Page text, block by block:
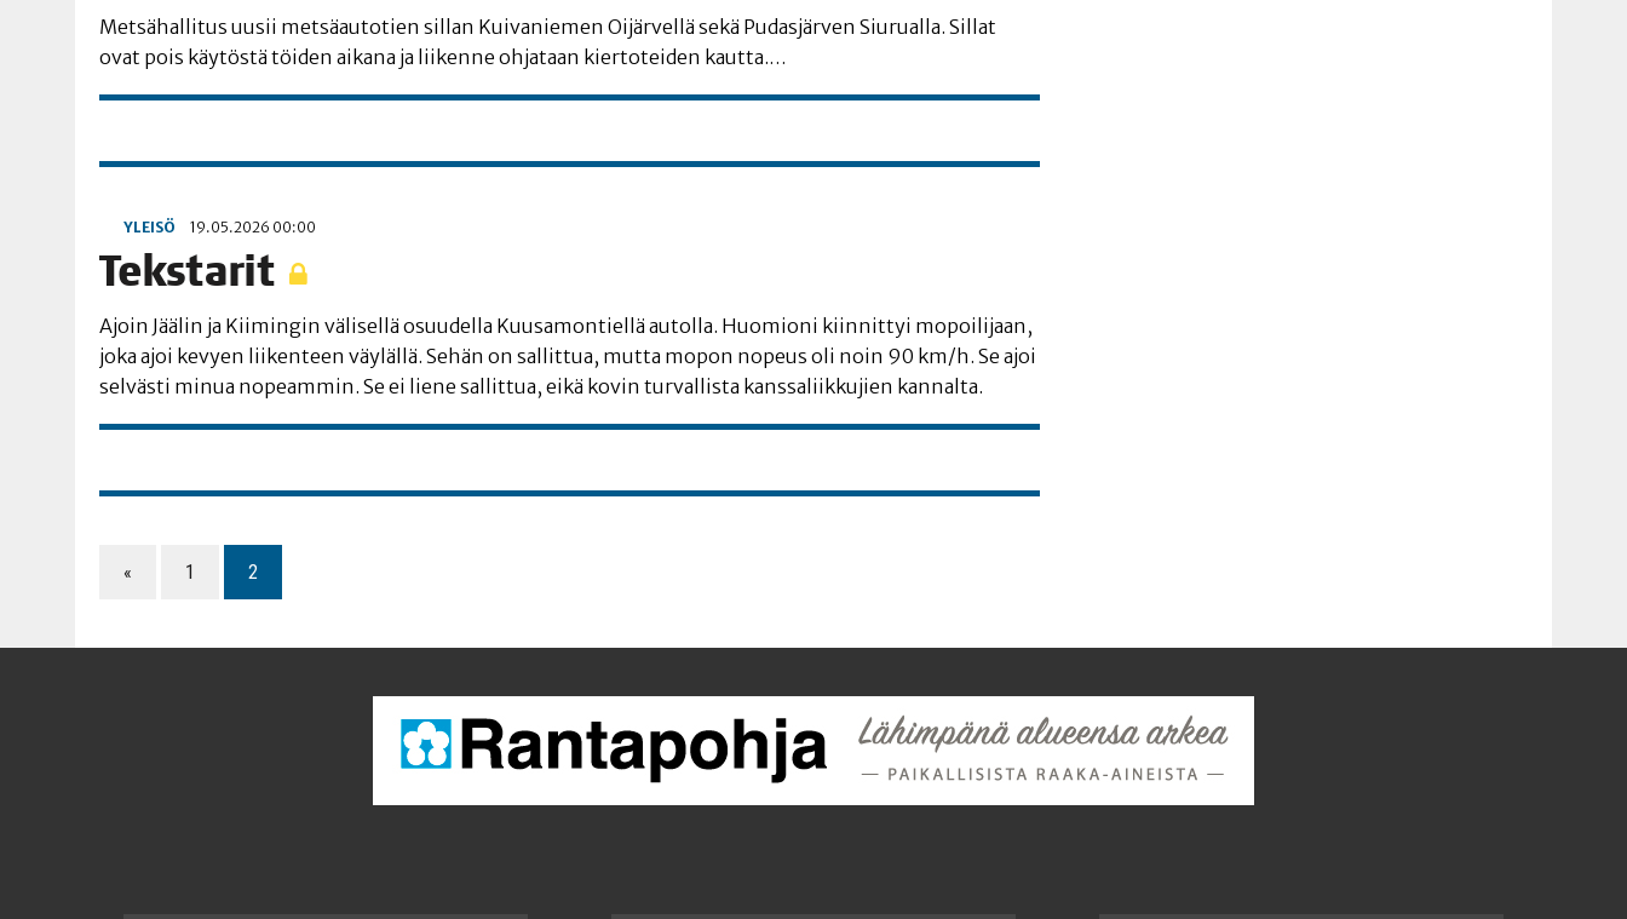
Met­sä­hal­li­tus uusii met­sä­au­to­tien sil­lan Kui­va­nie­men Oijär­vel­lä sekä Pudas­jär­ven Siu­rual­la. Sil­lat
ovat pois käy­tös­tä töi­den aika­na ja lii­ken­ne ohja­taan kier­to­tei­den kautta.…
YLEISÖ 19.05.2026 00:00
Teks­ta­rit
Ajoin Jää­lin ja Kii­min­gin väli­sel­lä osuu­del­la Kuusa­mon­tiel­lä autol­la. Huo­mio­ni kiin­nit­tyi mopoi­li­jaan,
joka ajoi kevyen lii­ken­teen väy­läl­lä. Sehän on sal­lit­tua, mut­ta mopon nopeus oli noin 90 km/h. Se ajoi
sel­väs­ti minua nopeam­min. Se ei lie­ne sal­lit­tua, eikä kovin tur­val­lis­ta kans­sa­liik­ku­jien kannalta.
« 1 2